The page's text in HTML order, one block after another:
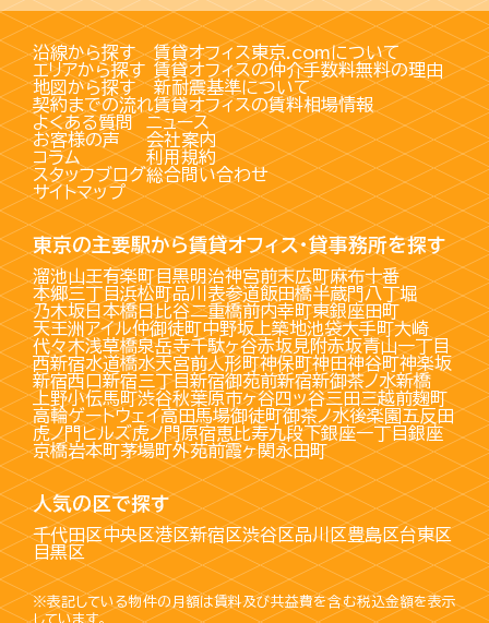
沿線から探す
エリアから探す
地図から探す
契約までの流れ
賃貸オフィス東京.comについて
賃貸オフィスの仲介手数料無料の理由
新耐震基準について
賃貸オフィスの賃料相場情報
よくある質問
お客様の声
コラム
スタッフブログ
サイトマップ
ニュース
会社案内
利用規約
総合問い合わせ
東京の主要駅から賃貸オフィス・貸事務所を探す
溜池山王有楽町目黒明治神宮前末広町麻布十番
本郷三丁目浜松町品川 表参道飯田橋半蔵門八丁堀
乃木坂日本橋日比谷二重橋前内幸町東銀座田町
天王洲アイル仲御徒町中野坂上築地池袋大手町大崎
代々木浅草橋泉岳寺千駄ヶ谷赤坂見附赤坂青山一丁目
西新宿水道橋水天宮前人形町神保町神田神谷町神楽坂
新宿西口新宿三丁目新宿御苑前新宿新御茶ノ水新橋
上野小伝馬町渋谷秋葉原市ヶ谷四ッ谷三田三越前麹町
高輪ゲートウェイ高田馬場御徒町御茶ノ水後楽園五反田
虎ノ門ヒルズ虎ノ門原宿恵比寿九段下銀座一丁目銀座
京橋岩本町茅場町外苑前霞ヶ関永田町
人気の区で探す
千代田区中央区港区新宿区渋谷区品川区豊島区台東区
目黒区
※表記している物件の月額は賃料及び共益費を含む税込金額を表示
しています。